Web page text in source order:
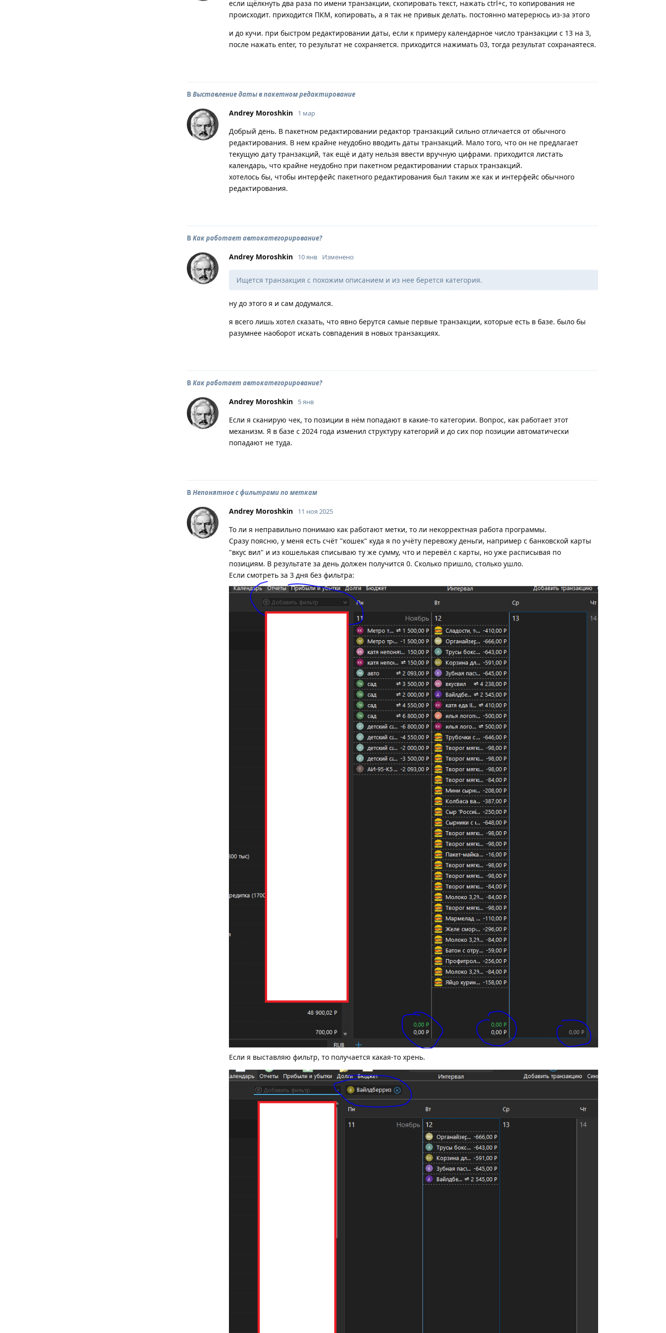
если щёлкнуть два раза по имени транзакции, скопировать текст, нажать ctrl+c, то копирования не
происходит. приходится ПКМ, копировать, а я так не привык делать. постоянно матерерюсь из-за этого
и до кучи. при быстром редактировании даты, если к примеру календарное число транзакции с 13 на 3,
после нажать enter, то результат не сохраняется. приходится нажимать 03, тогда результат сохранаятеся.
В Выставление даты в пакетном редактирование
Andrey Moroshkin 1 мар
Добрый день. В пакетном редактировании редактор транзакций сильно отличается от обычного
редактирования. В нем крайне неудобно вводить даты транзакций. Мало того, что он не предлагает
текущую дату транзакций, так ещё и дату нельзя ввести вручную цифрами. приходится листать
календарь, что крайне неудобно при пакетном редактировании старых транзакций.
хотелось бы, чтобы интерфейс пакетного редактирования был таким же как и интерфейс обычного
редактирования.
В Как работает автокатегорирование?
Andrey Moroshkin 10 янв Изменено
Ищется транзакция с похожим описанием и из нее берется категория.
ну до этого я и сам додумался.
я всего лишь хотел сказать, что явно берутся самые первые транзакции, которые есть в базе. было бы
разумнее наоборот искать совпадения в новых транзакциях.
В Как работает автокатегорирование?
Andrey Moroshkin 5 янв
Если я сканирую чек, то позиции в нём попадают в какие-то категории. Вопрос, как работает этот
механизм. Я в базе с 2024 года изменил структуру категорий и до сих пор позиции автоматически
попадают не туда.
В Непонятное с фильтрами по меткам
Andrey Moroshkin 11 ноя 2025
То ли я неправильно понимаю как работают метки, то ли некорректная работа программы.
Сразу поясню, у меня есть счёт "кошек" куда я по учёту перевожу деньги, например с банковской карты
"вкус вил" и из кошелькая списываю ту же сумму, что и перевёл с карты, но уже расписывая по
позициям. В результате за день должен получится 0. Сколько пришло, столько ушло.
Если смотреть за 3 дня без фильтра:
Если я выставляю фильтр, то получается какая-то хрень.